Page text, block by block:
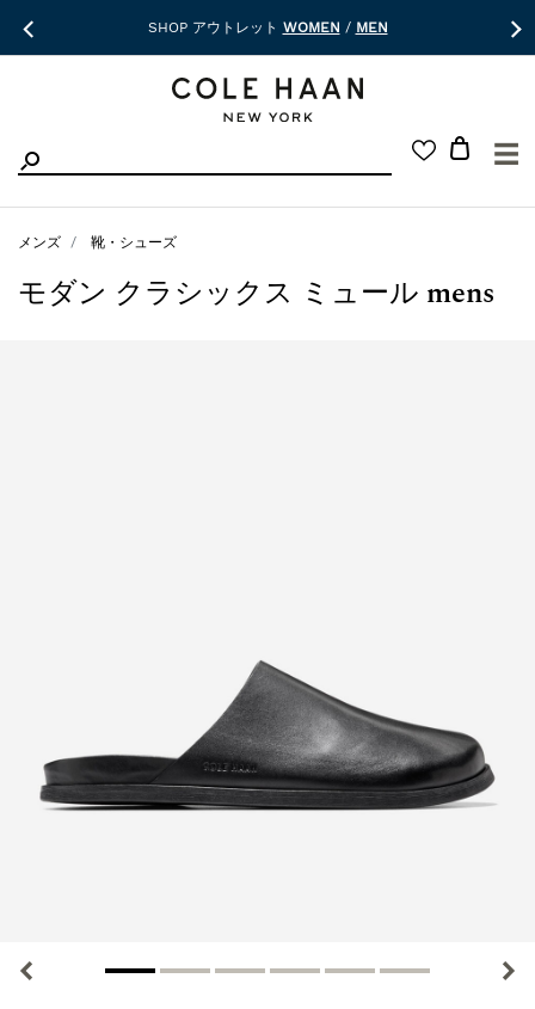
SHOP アウトレット WOMEN / MEN
☰
メンズ 靴・シューズ
モダン クラシックス ミュール mens